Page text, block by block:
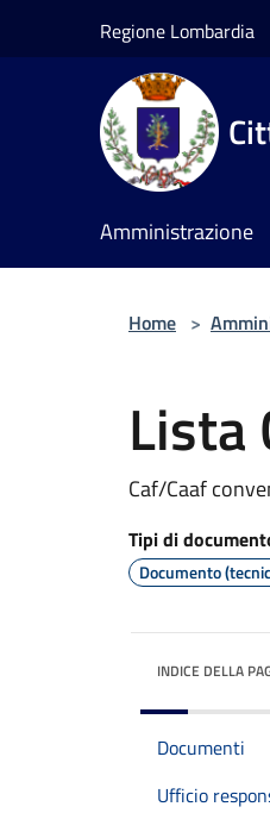
Regione Lombardia
Amministrazione
Home >
Lista
Caf/Caaf
Tipi di
Documento
INDICE DELLA
Documenti
Ufficio